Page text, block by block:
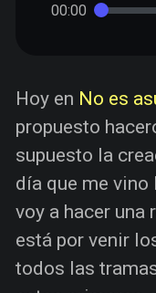
00:00
Hoy en No es
propuesto
supuesto la
día que me vino
voy a hacer
está por venir
todos las